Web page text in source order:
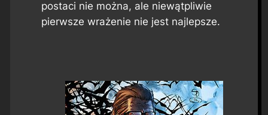
postaci nie można, ale niewątpliwie
pierwsze wrażenie nie jest najlepsze.